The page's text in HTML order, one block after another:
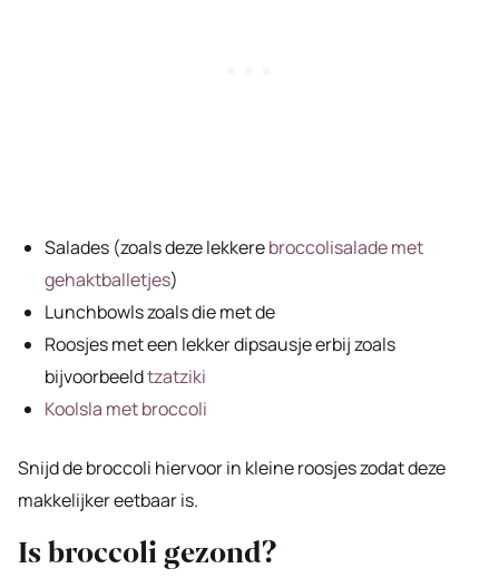
Salades (zoals deze lekkerebroccolisalade met
gehaktballetjes)
Lunchbowls zoals die met de
Roosjes met een lekker dipsausje erbij zoals
bijvoorbeeldtzatziki
Koolsla met broccoli
Snijd de broccoli hiervoor in kleine roosjes zodat deze
makkelijker eetbaar is.
Is broccoli gezond?